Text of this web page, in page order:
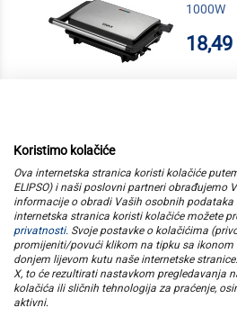
1000W
18,49
kategorije
elipso
informacije
pratite nas
Koristimo kolačiće
Ova internetska stranica koristi kolačiće
ELIPSO) i naši poslovni partneri obrađujemo
informacije o obradi Vaših osobnih
internetska stranica koristi kolačiće možete
privatnosti. Svoje postavke o kolačićima
promijeniti/povući klikom na tipku sa
donjem lijevom kutu naše internetske
X, to će rezultirati nastavkom pregledavanja
kolačića ili sličnih tehnologija za praćenje,
aktivni.